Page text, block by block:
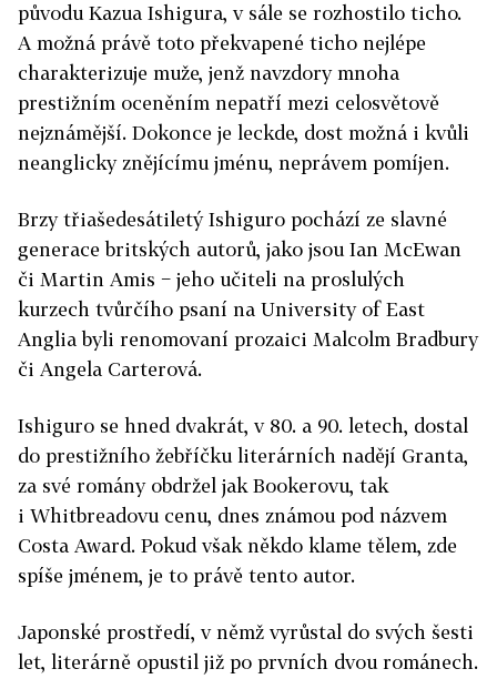
původu Kazua Ishigura, v sále se rozhostilo ticho.
A možná právě toto překvapené ticho nejlépe
charakterizuje muže, jenž navzdory mnoha
prestižním oceněním nepatří mezi celosvětově
nejznámější. Dokonce je leckde, dost možná i kvůli
neanglicky znějícímu jménu, neprávem pomíjen.
Brzy třiašedesátiletý Ishiguro pochází ze slavné
generace britských autorů, jako jsou Ian McEwan
či Martin Amis − jeho učiteli na proslulých
kurzech tvůrčího psaní na University of East
Anglia byli renomovaní prozaici Malcolm Bradbury
či Angela Carterová.
Ishiguro se hned dvakrát, v 80. a 90. letech, dostal
do prestižního žebříčku literárních nadějí Granta,
za své romány obdržel jak Bookerovu, tak
i Whitbreadovu cenu, dnes známou pod názvem
Costa Award. Pokud však někdo klame tělem, zde
spíše jménem, je to právě tento autor.
Japonské prostředí, v němž vyrůstal do svých šesti
let, literárně opustil již po prvních dvou románech.